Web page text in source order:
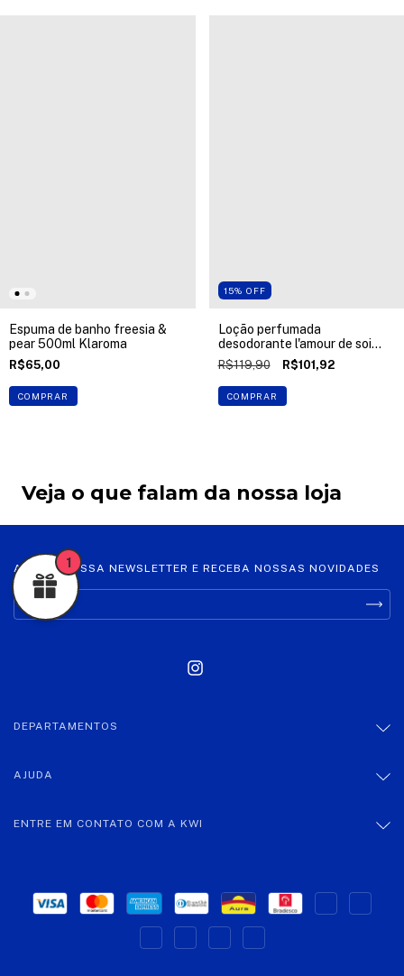
Espuma de banho freesia &
pear 500ml Klaroma
R$65,00
COMPRAR
15% OFF
Loção perfumada
desodorante l'amour de soi
300ml Dani Fernandes
R$119,90 R$101,92
COMPRAR
Veja o que falam da nossa loja
ASSINE NOSSA NEWSLETTER E RECEBA NOSSAS NOVIDADES
DEPARTAMENTOS
AJUDA
ENTRE EM CONTATO COM A KWI
1